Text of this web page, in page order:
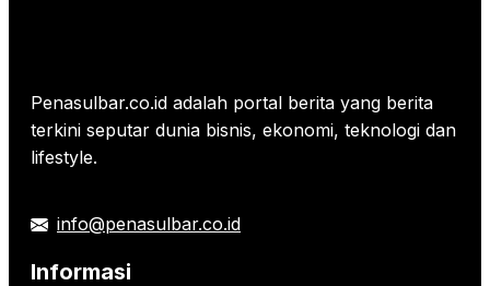
Penasulbar.co.id adalah portal berita yang berita
terkini seputar dunia bisnis, ekonomi, teknologi dan
lifestyle.
info@penasulbar.co.id
Informasi